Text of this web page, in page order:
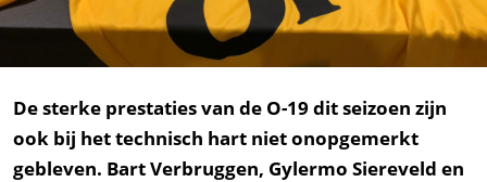
De sterke prestaties van de O-19 dit seizoen zijn
ook bij het technisch hart niet onopgemerkt
gebleven. Bart Verbruggen, Gylermo Siereveld en